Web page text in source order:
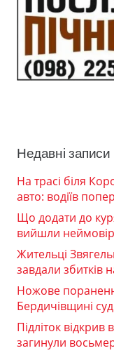
Недавні записи
На трасі біля
авто: водіїв
Що додати до
вийшли
Жительці
завдали збитків
Ножове
Бердичівщині
Підліток відкрив
загинули